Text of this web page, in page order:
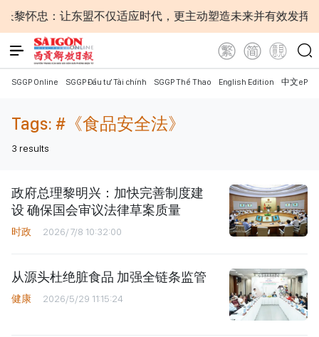
黎怀忠：让东盟不仅适应时代，更主动塑造未来并有效发挥作
SGGP Online SGGP Đầu tư Tài chính SGGP Thể Thao English Edition 中文
Tags: #《食品安全法》
3 results
政府总理黎明兴：加快完善制度建
设 确保国会审议法律草案质量
时政 2026/7/8 10:32:00
从源头杜绝脏食品 加强全链条监管
健康 2026/5/29 11:15:24